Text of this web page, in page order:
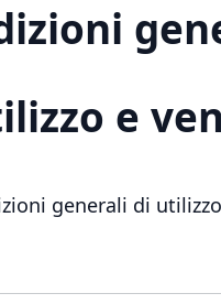
e
generali di